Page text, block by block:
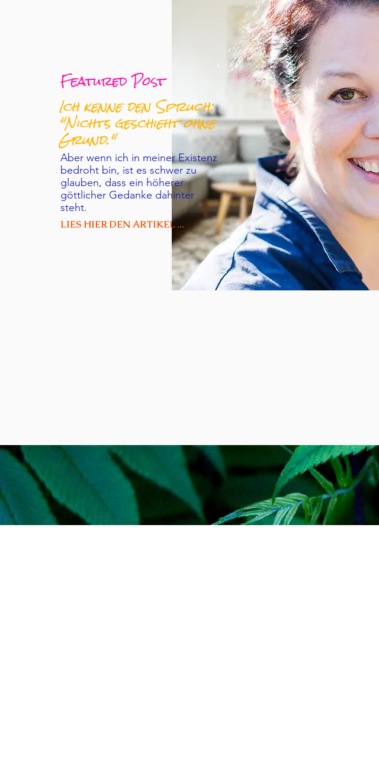
Featured Post
Ich kenne den Spruch:
"Nichts geschieht ohne
Grund."
Aber wenn ich in meiner Existenz
bedroht bin, ist es schwer zu
glauben, dass ein höherer
göttlicher Gedanke dahinter
steht.
LIES HIER DEN ARTIKEL ...